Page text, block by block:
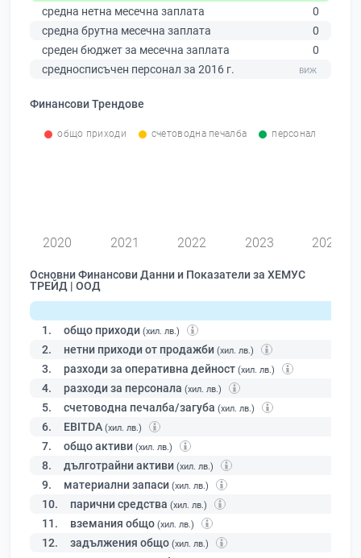
средна нетна месечна заплата
0
средна брутна месечна заплата
0
среден бюджет за месечна заплата
0
средносписъчен персонал за 2016 г.
Финансови Трендове
общо приходи счетоводна печалба персонал
2020 2021 2022 2023 2024
Основни Финансови Данни и Показатели за ХЕМУС
ТРЕЙД | ООД
1. общо приходи (хил. лв.)
2. нетни приходи от продажби (хил. лв.)
3. разходи за оперативна дейност (хил. лв.)
4. разходи за персонала (хил. лв.)
5. счетоводна печалба/загуба (хил. лв.)
6. EBITDA (хил. лв.)
7. общо активи (хил. лв.)
8. дълготрайни активи (хил. лв.)
9. материални запаси (хил. лв.)
10. парични средства (хил. лв.)
11. вземания общо (хил. лв.)
12. задължения общо (хил. лв.)